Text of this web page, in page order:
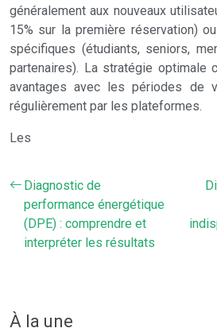
généralement aux nouveaux
15% sur la première réservation)
spécifiques (étudiants, seniors,
partenaires). La stratégie optimale
avantages avec les périodes de
régulièrement par les plateformes.
Les
Diagnostic de
performance énergétique
(DPE) : comprendre et
interpréter les résultats
À la une